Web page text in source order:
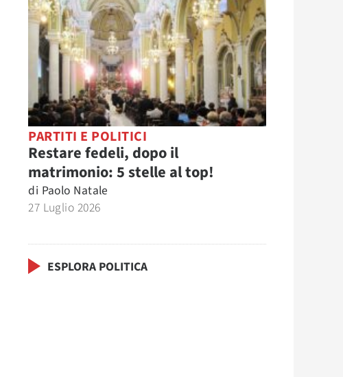
PARTITI E POLITICI
Restare fedeli, dopo il
matrimonio: 5 stelle al top!
di Paolo Natale
27 Luglio 2026
ESPLORA POLITICA